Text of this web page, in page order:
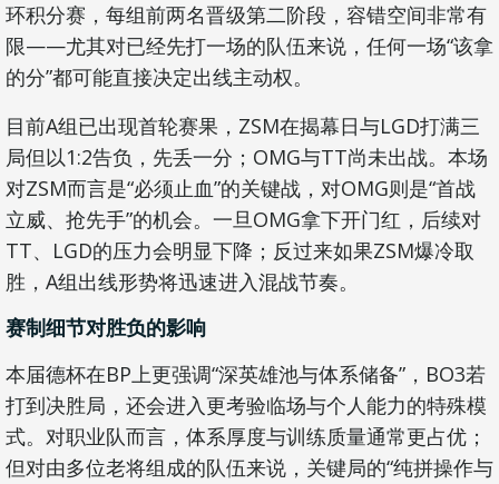
环积分赛，每组前两名晋级第二阶段，容错空间非常有
限——尤其对已经先打一场的队伍来说，任何一场“该拿
的分”都可能直接决定出线主动权。
目前A组已出现首轮赛果，ZSM在揭幕日与LGD打满三
局但以1:2告负，先丢一分；OMG与TT尚未出战。本场
对ZSM而言是“必须止血”的关键战，对OMG则是“首战
立威、抢先手”的机会。一旦OMG拿下开门红，后续对
TT、LGD的压力会明显下降；反过来如果ZSM爆冷取
胜，A组出线形势将迅速进入混战节奏。
赛制细节对胜负的影响
本届德杯在BP上更强调“深英雄池与体系储备”，BO3若
打到决胜局，还会进入更考验临场与个人能力的特殊模
式。对职业队而言，体系厚度与训练质量通常更占优；
但对由多位老将组成的队伍来说，关键局的“纯拼操作与